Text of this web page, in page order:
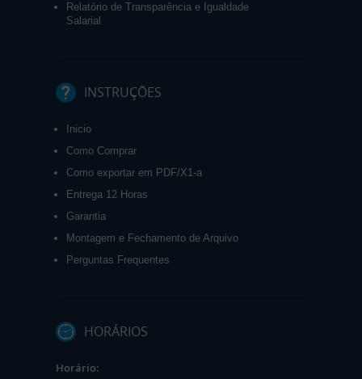
Relatório de Transparência e Igualdade
Salarial
INSTRUÇÕES
Inicio
Como Comprar
Como exportar em PDF/X1-a
Entrega 12 Horas
Garantia
Montagem e Fechamento de Arquivo
Perguntas Frequentes
HORÁRIOS
Horário: